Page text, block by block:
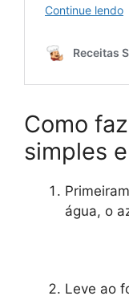
Como
simples
água, o
Leve ao